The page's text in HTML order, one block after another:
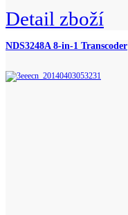
Detail zboží
NDS3248A 8-in-1 Transcoder